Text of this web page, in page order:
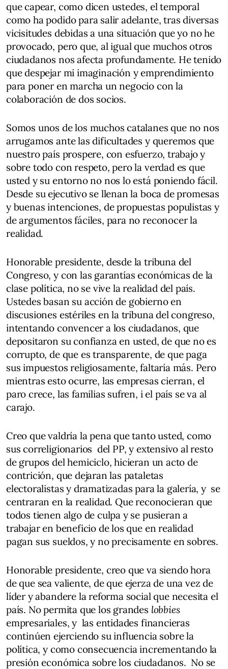
que capear, como dicen ustedes, el temporal
como ha podido para salir adelante, tras diversas
vicisitudes debidas a una situación que yo no he
provocado, pero que, al igual que muchos otros
ciudadanos nos afecta profundamente. He tenido
que despejar mi imaginación y emprendimiento
para poner en marcha un negocio con la
colaboración de dos socios.
Somos unos de los muchos catalanes que no nos
arrugamos ante las dificultades y queremos que
nuestro país prospere, con esfuerzo, trabajo y
sobre todo con respeto, pero la verdad es que
usted y su entorno no nos lo está poniendo fácil.
Desde su ejecutivo se llenan la boca de promesas
y buenas intenciones, de propuestas populistas y
de argumentos fáciles, para no reconocer la
realidad.
Honorable presidente, desde la tribuna del
Congreso, y con las garantías económicas de la
clase política, no se vive la realidad del país.
Ustedes basan su acción de gobierno en
discusiones estériles en la tribuna del congreso,
intentando convencer a los ciudadanos, que
depositaron su confianza en usted, de que no es
corrupto, de que es transparente, de que paga
sus impuestos religiosamente, faltaría más. Pero
mientras esto ocurre, las empresas cierran, el
paro crece, las familias sufren, i el país se va al
carajo.
Creo que valdría la pena que tanto usted, como
sus correligionarios del PP, y extensivo al resto
de grupos del hemiciclo, hicieran un acto de
contrición, que dejaran las pataletas
electoralistas y dramatizadas para la galería, y se
centraran en la realidad. Que reconocieran que
todos tienen algo de culpa y se pusieran a
trabajar en beneficio de los que en realidad
pagan sus sueldos, y no precisamente en sobres.
Honorable presidente, creo que va siendo hora
de que sea valiente, de que ejerza de una vez de
líder y abandere la reforma social que necesita el
país. No permita que los grandes lobbies
empresariales, y las entidades financieras
continúen ejerciendo su influencia sobre la
política, y como consecuencia incrementando la
presión económica sobre los ciudadanos. No se